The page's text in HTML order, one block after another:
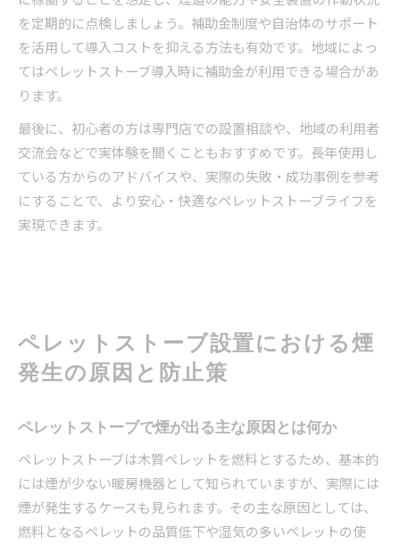
を定期的に点検しましょう。補助金制度や自治体のサポート
を活用して導入コストを抑える方法も有効です。地域によっ
てはペレットストーブ導入時に補助金が利用できる場合があ
ります。
最後に、初心者の方は専門店での設置相談や、地域の利用者
交流会などで実体験を聞くこともおすすめです。長年使用し
ている方からのアドバイスや、実際の失敗・成功事例を参考
にすることで、より安心・快適なペレットストーブライフを
実現できます。
ペレットストーブ設置における煙
発生の原因と防止策
ペレットストーブで煙が出る主な原因とは何か
ペレットストーブは木質ペレットを燃料とするため、基本的
には煙が少ない暖房機器として知られていますが、実際には
煙が発生するケースも見られます。その主な原因としては、
燃料となるペレットの品質低下や湿気の多いペレットの使